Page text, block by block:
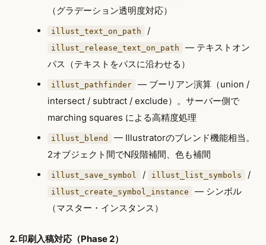
（グラデーション透明度対応）
illust_text_on_path /
illust_release_text_on_path
— テキストオン
パス（テキストをパスに沿わせる）
illust_pathfinder
— ブーリアン演算（union /
intersect / subtract / exclude）。サーバー側で
marching squares による高精度処理
illust_blend
— Illustratorのブレンド機能相当。
2オブジェクト間でN段階補間、色も補間
illust_save_symbol / illust_list_symbols /
illust_create_symbol_instance
— シンボル
（マスター・インスタンス）
2. 印刷入稿対応（Phase 2）